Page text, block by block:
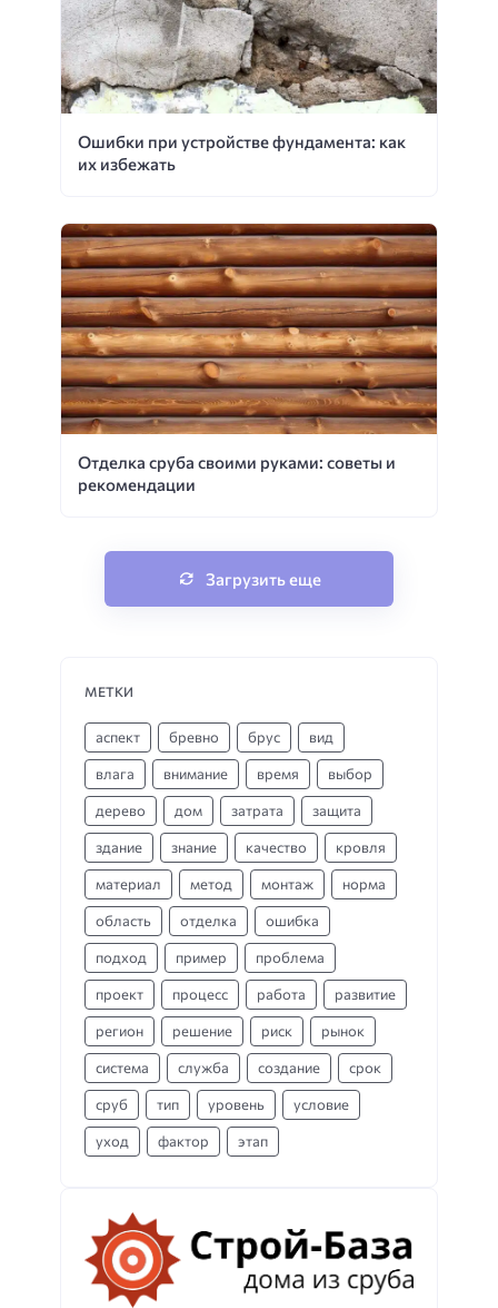
Ошибки при устройстве фундамента: как
их избежать
Отделка сруба своими руками: советы и
рекомендации
Загрузить еще
МЕТКИ
аспект бревно брус вид
влага внимание время выбор
дерево дом затрата защита
здание знание качество кровля
материал метод монтаж норма
область отделка ошибка
подход пример проблема
проект процесс работа развитие
регион решение риск рынок
система служба создание срок
сруб тип уровень условие
уход фактор этап